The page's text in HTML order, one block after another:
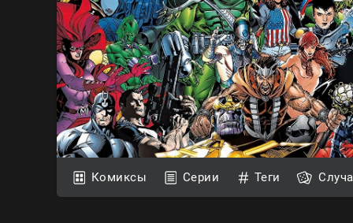
Комиксы Серии Теги